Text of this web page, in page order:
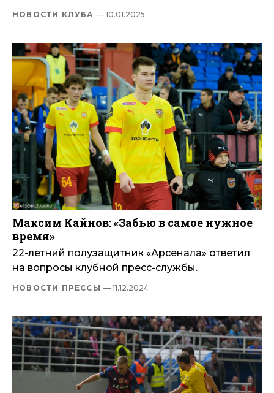
НОВОСТИ КЛУБА — 10.01.2025
Максим Кайнов: «Забью в самое нужное
время»
22-летний полузащитник «Арсенала» ответил
на вопросы клубной пресс-службы.
НОВОСТИ ПРЕССЫ — 11.12.2024